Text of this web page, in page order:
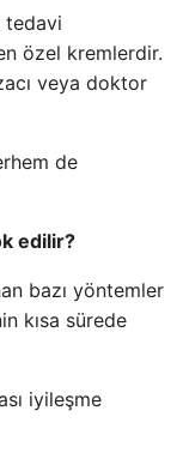
tedavi
özel kremlerdir.
veya doktor
de
edilir?
bazı yöntemler
kısa sürede
iyileşme